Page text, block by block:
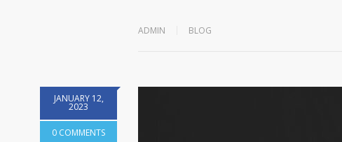
ADMIN BLOG
JANUARY 12,
2023
0 COMMENTS